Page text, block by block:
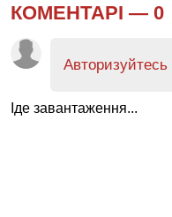
КОМЕНТАРІ — 0
Авторизуйтесь
Іде завантаження...